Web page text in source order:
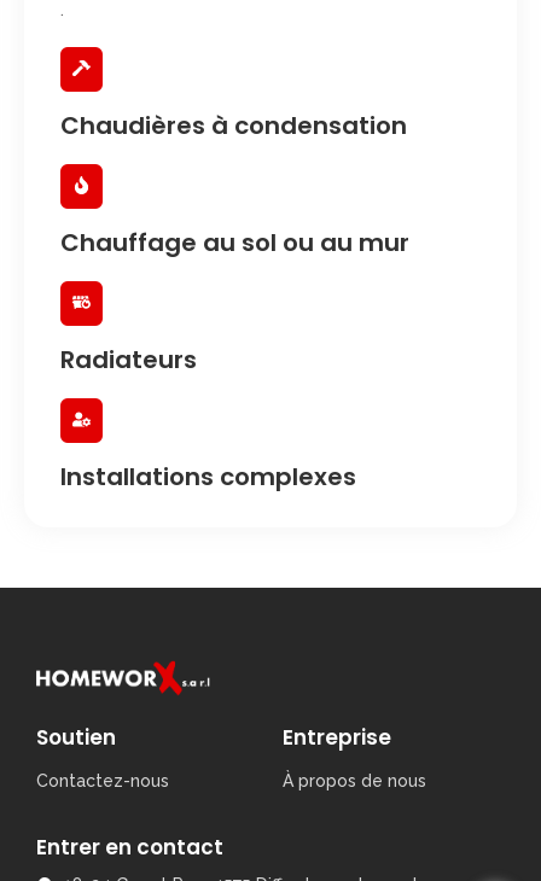
Chaudières à condensation
Chauffage au sol ou au mur
Radiateurs
Installations complexes
Soutien
Contactez-nous
Entreprise
À propos de nous
Entrer en contact